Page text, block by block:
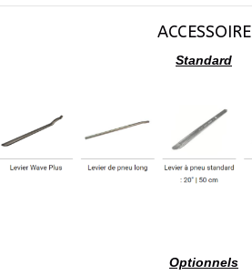
ACCESSOIRE
Standard
Optionnels